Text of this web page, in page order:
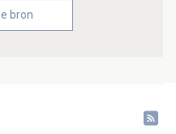
bron